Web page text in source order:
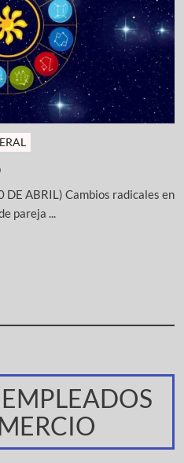
DE ABRIL) Cambios radicales en
pareja ...